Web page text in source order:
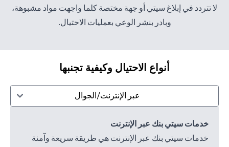
لا تتردد في إبلاغ سيتي أو جهة مختصة كلما واجهت مواد مشبوهة،
وبادر بنشر الوعي بعمليات الاحتيال.
أنواع الاحتيال وكيفية تجنبها
عبر الإنترنت/الجوال
خدمات سيتي بنك عبر الإنترنت
خدمات سيتي بنك عبر الإنترنت هي طريقة سريعة وآمنة